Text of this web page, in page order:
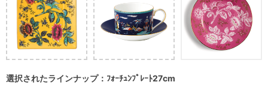
選択されたラインナップ：ﾌｫｰﾁｭﾝﾌﾟﾚｰﾄ27cm